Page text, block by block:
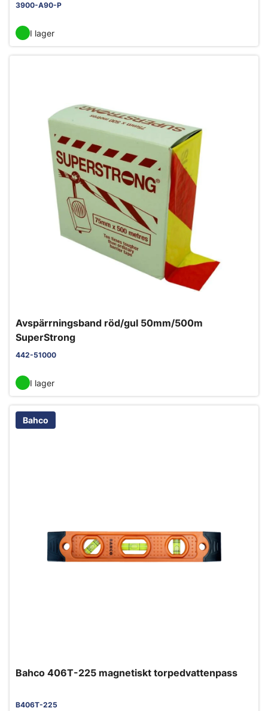
3900-A90-P
I lager
Avspärrningsband röd/gul 50mm/500m
SuperStrong
442-51000
I lager
Bahco
Bahco 406T-225 magnetiskt torpedvattenpass
B406T-225